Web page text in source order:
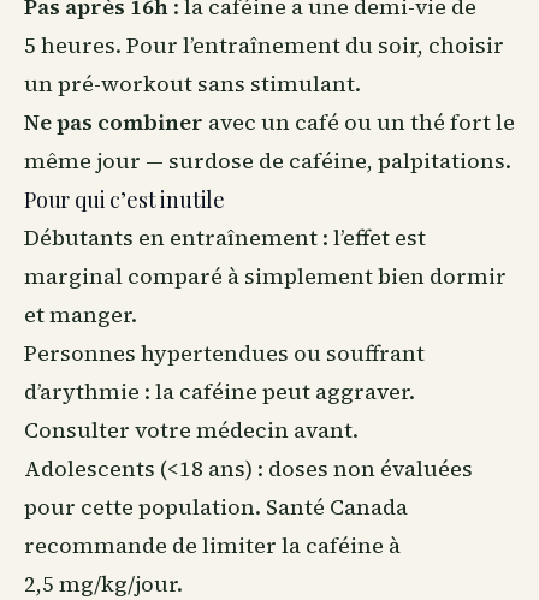
Pas après 16h : la caféine a une demi-vie de
5 heures. Pour l’entraînement du soir, choisir
un pré-workout sans stimulant.
Ne pas combiner avec un café ou un thé fort le
même jour — surdose de caféine, palpitations.
Pour qui c’est inutile
Débutants en entraînement : l’effet est
marginal comparé à simplement bien dormir
et manger.
Personnes hypertendues ou souffrant
d’arythmie : la caféine peut aggraver.
Consulter votre médecin avant.
Adolescents (<18 ans) : doses non évaluées
pour cette population. Santé Canada
recommande de limiter la caféine à
2,5 mg/kg/jour.